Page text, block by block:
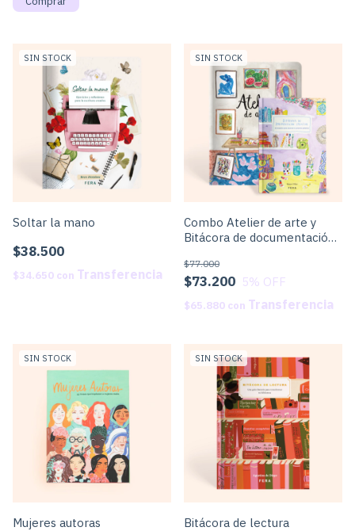
SIN STOCK
Soltar la mano
$38.500
$34.650 con
SIN STOCK
Combo Atelier de arte y
Bitácora de documentación
$73.200
$77.000
5% OFF
$65.880 con
SIN STOCK
Mujeres autoras
SIN STOCK
Bitácora de lectura